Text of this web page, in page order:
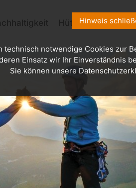
HüttenHinweis
technisch notwendige Cookies zur
Einsatz wir Ihr Einverständnis
Sie können unsere